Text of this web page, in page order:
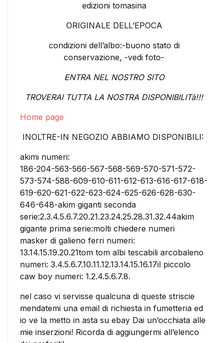
edizioni tomasina
ORIGINALE DELL’EPOCA
condizioni dell’albo:-buono stato di
conservazione, -vedi foto-
ENTRA NEL NOSTRO SITO
TROVERAI TUTTA LA NOSTRA DISPONIBILITà!!!
Home page
INOLTRE-IN NEGOZIO ABBIAMO DISPONIBILI:
akimi numeri:
186-204-563-566-567-568-569-570-571-572-
573-574-588-609-610-611-612-613-616-617-618-
619-620-621-622-623-624-625-626-628-630-
646-648-akim giganti seconda
serie:2.3.4.5.6.7.20.21.23.24.25.28.31.32.44akim
gigante prima serie:molti chiedere numeri
masker di galieno ferri numeri:
13.14.15.19.20.21tom tom albi tescabili arcobaleno
numeri: 3.4.5.6.7.10.11.12.13.14.15.16.17il piccolo
caw boy numeri: 1.2.4.5.6.7.8.
nel caso vi servisse qualcuna di queste striscie
mendatemi una email di richiesta in fumetteria ed
io ve la metto in asta su ebay Dai un’occhiata alle
mie inserzioni! Ricorda di aggiungermi all’elenco